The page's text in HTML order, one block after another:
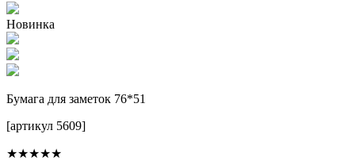
Новинка
Бумага для заметок 76*51
[артикул 5609]
★★★★★